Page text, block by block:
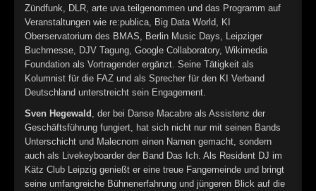
Zündfunk, DLR, arte uva.teilgenommen und das Programm auf
Veranstaltungen wie re:publica, Big Data World, KI
Oberservatorium des BMAS, Berlin Music Days, Leipziger
Buchmesse, DJV Tagung, Google Collaboratory, Wikimedia
Foundation als Vortragender ergänzt. Seine Tätigkeit als
Kolumnist für die FAZ und als Sprecher für den KI Verband
Deutschland unterstreicht sein Engagement.
Sven Hegewald
, der bei Danse Macabre als Assistenz der
Geschäftsführung fungiert, hat sich nicht nur mit seinen Bands
Unterschicht und Malecnom einen Namen gemacht, sondern
auch als Livekeyboarder der Band Das Ich. Als Resident DJ im
Kätz Club Leipzig genießt er eine treue Fangemeinde und bringt
seine umfangreiche Bühnenerfahrung und jüngeren Blick auf die